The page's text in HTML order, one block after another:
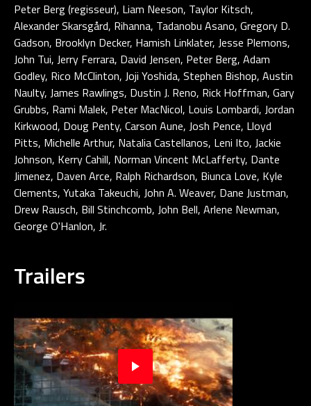
Peter Berg (regisseur), Liam Neeson, Taylor Kitsch,
Alexander Skarsgård, Rihanna, Tadanobu Asano, Gregory D.
Gadson, Brooklyn Decker, Hamish Linklater, Jesse Plemons,
John Tui, Jerry Ferrara, David Jensen, Peter Berg, Adam
Godley, Rico McClinton, Joji Yoshida, Stephen Bishop, Austin
Naulty, James Rawlings, Dustin J. Reno, Rick Hoffman, Gary
Grubbs, Rami Malek, Peter MacNicol, Louis Lombardi, Jordan
Kirkwood, Doug Penty, Carson Aune, Josh Pence, Lloyd
Pitts, Michelle Arthur, Natalia Castellanos, Leni Ito, Jackie
Johnson, Kerry Cahill, Norman Vincent McLafferty, Dante
Jimenez, Daven Arce, Ralph Richardson, Biunca Love, Kyle
Clements, Yutaka Takeuchi, John A. Weaver, Dane Justman,
Drew Rausch, Bill Stinchcomb, John Bell, Arlene Newman,
George O'Hanlon, Jr.
Trailers